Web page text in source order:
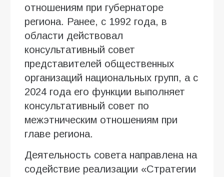
отношениям при губернаторе
региона. Ранее, с 1992 года, в
области действовал
консультативный совет
представителей общественных
организаций национальных групп, а с
2024 года его функции выполняет
консультативный совет по
межэтническим отношениям при
главе региона.
Деятельность совета направлена на
содействие реализации «Стратегии